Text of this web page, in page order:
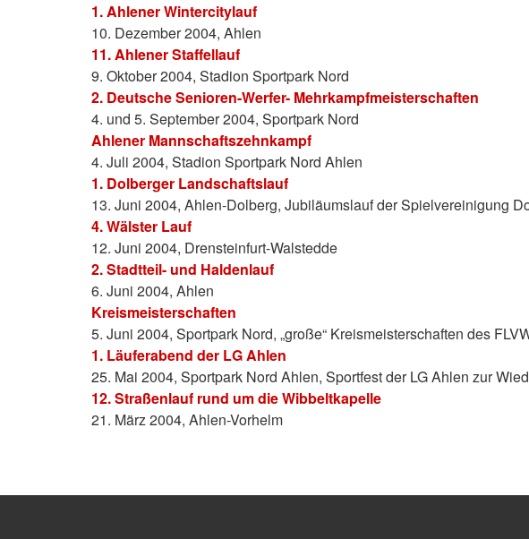
1. Ahlener Wintercitylauf
10. Dezember 2004, Ahlen
11. Ahlener Staffellauf
9. Oktober 2004, Stadion Sportpark Nord
2. Deutsche Senioren-Werfer- Mehrkampfmeisterschaften
4. und 5. September 2004, Sportpark Nord
Ahlener Mannschaftszehnkampf
4. Juli 2004, Stadion Sportpark Nord Ahlen
1. Dolberger Landschaftslauf
13. Juni 2004, Ahlen-Dolberg, Jubiläumslauf der Spielvereinigung
4. Wälster Lauf
12. Juni 2004, Drensteinfurt-Walstedde
2. Stadtteil- und Haldenlauf
6. Juni 2004, Ahlen
Kreismeisterschaften
5. Juni 2004, Sportpark Nord, „große“ Kreismeisterschaften des
1. Läuferabend der LG Ahlen
25. Mai 2004, Sportpark Nord Ahlen, Sportfest der LG Ahlen zur
12. Straßenlauf rund um die Wibbeltkapelle
21. März 2004, Ahlen-Vorhelm